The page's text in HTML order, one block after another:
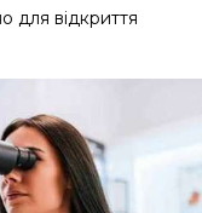
для відкриття